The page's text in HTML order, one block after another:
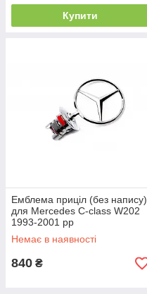
Купити
Емблема приціл (без напису)
для Mercedes C-class W202
1993-2001 рр
Немає в наявності
840 ₴